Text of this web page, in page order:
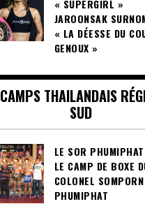
« SUPERGIRL »
JAROONSAK
« LA DÉESSE DU
GENOUX »
CAMPS THAILANDAIS
SUD
LE SOR
LE CAMP DE BOXE
COLONEL SOMPORN
PHUMIPHAT